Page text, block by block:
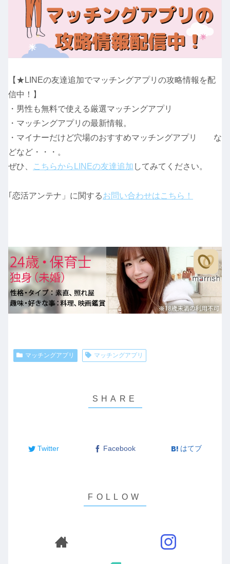
【★LINEの友達追加でマッチングアプリの攻略情報を配
信中！】
・男性も無料で使える厳選マッチングアプリ
・マッチングアプリの最新情報。
・マイナーだけど穴場のおすすめマッチングアプリ な
どなど・・・。
ぜひ、
こちらからLINEの友達追加 してみてください。
｢恋活アンテナ」に関するお問い合わせはこちら！
マッチングアプリ マッチングアプリ
Twitter Facebook はてブ